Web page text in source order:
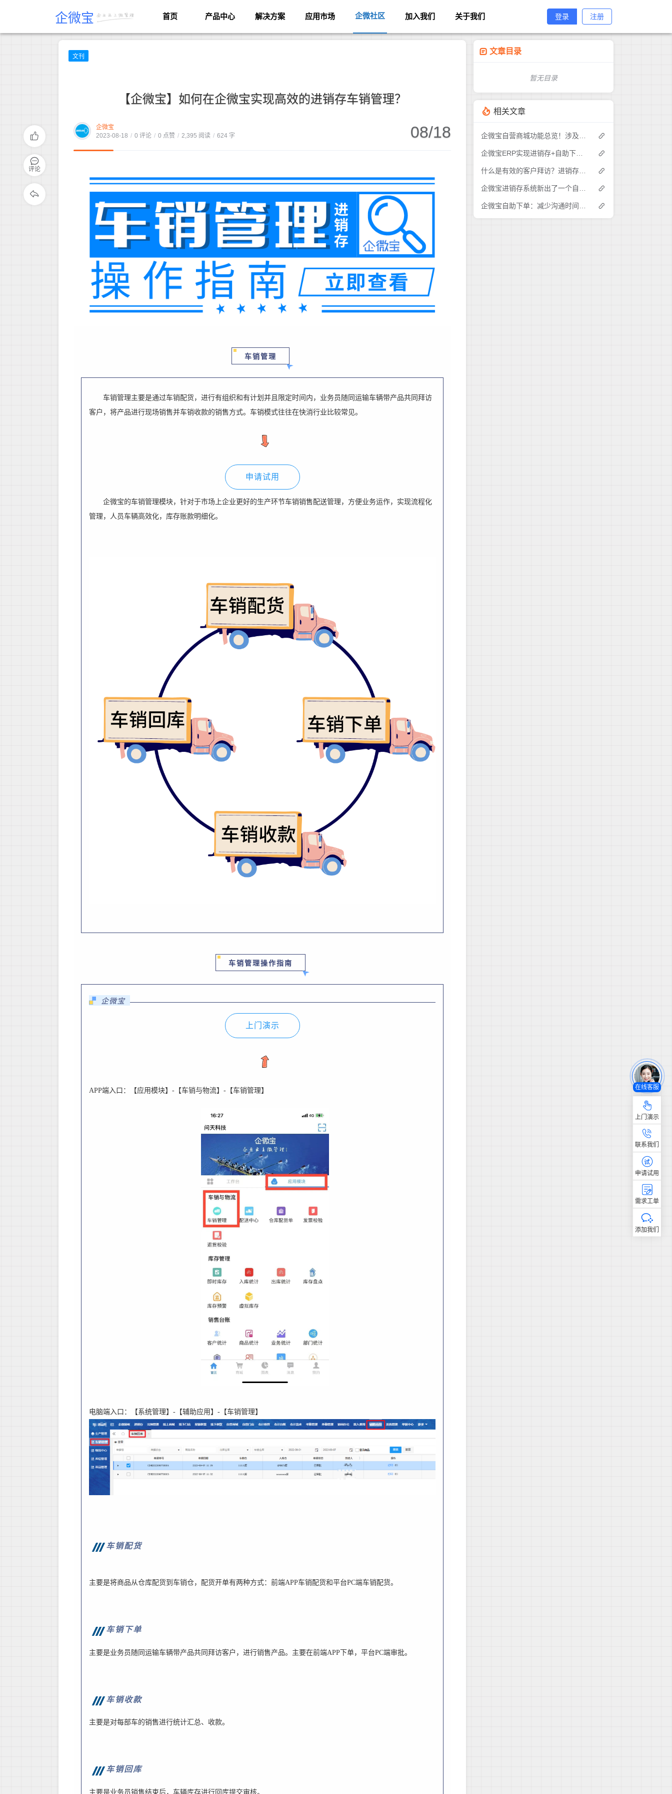
企微宝 首页 产品中心 解决方案 应用市场 企微社区 加入我们 关于我们 登录 注册
文刊
【企微宝】如何在企微宝实现高效的进销存车销管理？
企微宝
2023-08-18 / 0 评论 / 0 点赞 / 2,395 阅读 / 624 字 08/18
车销管理
车销管理主要是通过车销配货，进行有组织和有计划并且限定时间内，业务员随同运输车辆带产品共同拜访
客户，将产品进行现场销售并车销收款的销售方式。车销模式往往在快消行业比较常见。
申请试用
企微宝的车销管理模块，针对于市场上企业更好的生产环节车销销售配送管理，方便业务运作，实现流程化
管理，人员车辆高效化，库存账款明细化。
车销管理操作指南
企微宝
上门演示
APP端入口：【应用模块】 - 【车销与物流】 - 【车销管理】
电脑端入口：【系统管理】 - 【辅助应用】 - 【车销管理】
车销配货
主要是将商品从仓库配货到车销仓，配货开单有两种方式：前端APP车销配货和平台PC端车销配货。
车销下单
主要是业务员随同运输车辆带产品共同拜访客户，进行销售产品。主要在前端APP下单，平台PC端审批。
车销收款
主要是对每部车的销售进行统计汇总、收款。
车销回库
主要是业务员销售结束后，车辆库存进行回库提交审核。
评论
文章目录
暂无目录
相关文章
在线客服
上门演示
联系我们
申请试用
需求工单
添加我们